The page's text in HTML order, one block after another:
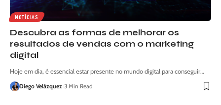
NOTÍCIAS
Descubra as formas de melhorar os
resultados de vendas com o marketing
digital
Hoje em dia, é essencial estar presente no mundo digital para conseguir…
Diego Velázquez 3 Min Read